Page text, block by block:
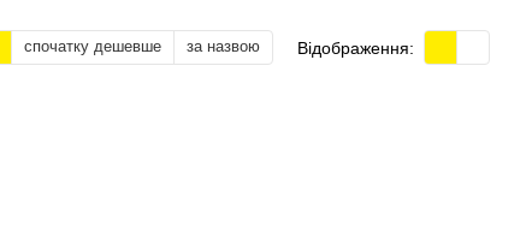
спочатку дешевше за назвою Відображення: